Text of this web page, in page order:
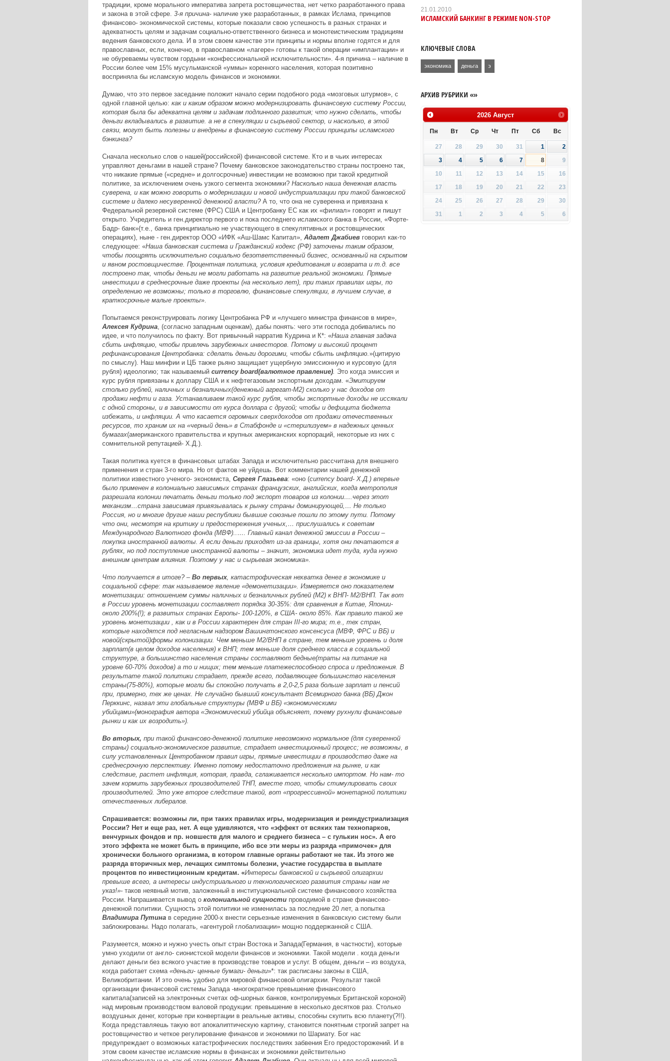
традиции, кроме морального императива запрета ростовщичества, нет четко разработанного права
и закона в этой сфере. 3-я причина- наличие уже разработанных, в рамках Ислама, принципов
финансово- экономической системы, которые показали свою успешность в разных странах и
адекватность целям и задачам социально-ответственного бизнеса и монотеистическим традициям
ведения банковского дела. И в этом своем качестве эти принципы и нормы вполне годятся и для
православных, если, конечно, в православном «лагере» готовы к такой операции «имплантации» и
не обуреваемы чувством гордыни «конфессиональной исключительности». 4-я причина – наличие в
России более чем 15% мусульманской «уммы» коренного населения, которая позитивно
восприняла бы исламскую модель финансов и экономики.
Думаю, что это первое заседание положит начало серии подобного рода «мозговых штурмов», с
одной главной целью: как и каким образом можно модернизировать финансовую систему России,
которая была бы адекватна целям и задачам подлинного развития; что нужно сделать, чтобы
деньги вкладывались в развитие. а не в спекуляции и сырьевой сектор, и насколько, в этой
связи, могут быть полезны и внедрены в финансовую систему России принципы исламского
бэнкинга?
Сначала несколько слов о нашей(российской) финансовой системе. Кто и в чьих интересах
управляют деньгами в нашей стране? Почему банковское законодательство страны построено так,
что никакие прямые («средне» и долгосрочные) инвестиции не возможно при такой кредитной
политике, за исключением очень узкого сегмента экономики?Насколько наша денежная власть
суверена, и как можно говорить о модернизации и новой индустриализации при такой банковской
системе и далеко несуверенной денежной власти?А то, что она не суверенна и привязана к
Федеральной резервной системе (ФРС) США и Центробанку ЕС как их «филиал» говорят и пишут
открыто. Учредитель и ген.директор первого и пока последнего исламского банка в России, «Форте-
Бадр- банк»(т.е., банка принципиально не участвующего в спекулятивных и ростовщических
операциях), ныне - ген.директор ООО «ИФК «Аш-Шамс Капитал», Адалет Джабиевговорил как-то
следующее: «Наша банковская система и Гражданский кодекс (РФ) заточены таким образом,
чтобы поощрять исключительно социально безответственный бизнес, основанный на скрытом
и явном ростовщичестве. Процентная политика, условия кредитования и возврата и т.д. все
построено так, чтобы деньги не могли работать на развитие реальной экономики. Прямые
инвестиции в среднесрочные даже проекты (на несколько лет), при таких правилах игры, по
определению не возможны; только в торговлю, финансовые спекуляции, в лучшем случае, в
краткосрочные малые проекты».
Попытаемся реконструировать логику Центробанка РФ и «лучшего министра финансов в мире»,
Алексея Кудрина, (согласно западным оценкам), дабы понять: чего эти господа добивались по
идее, и что получилось по факту. Вот привычный нарратив Кудрина и К*: «Наша главная задача
сбить инфляцию, чтобы привлечь зарубежных инвесторов. Потому и высокий процент
рефинансирования Центробанка: сделать деньги дорогими, чтобы сбыть инфляцию.»(цитирую
по смыслу). Наш минфии и ЦБ также рьяно защищает ущербную эмиссионную и курсовую (для
рубля) идеологию; так называемый currency board(валютное правление). Это когда эмиссия и
курс рубля привязаны к доллару США и к нефтегазовым экспортным доходам. «Эмитируем
столько рублей, наличных и безналичных(денежный агрегат-М2) сколько у нас доходов от
продажи нефти и газа. Устанавливаем такой курс рубля, чтобы экспортные доходы не иссякали
с одной стороны, и в зависимости от курса доллара с другой; чтобы и дефицита бюджета
избежать, и инфляции. А что касается огромных сверхдоходов от продажи отечественных
ресурсов, то храним их на «черный день» в Стабфонде и «стерилизуем» в надежных ценных
бумагах(американского правительства и крупных американских корпораций, некоторые из них с
сомнительной репутацией- Х.Д.).
Такая политика куется в финансовых штабах Запада и исключительно рассчитана для внешнего
применения и стран 3-го мира. Но от фактов не уйдешь. Вот комментарии нашей денежной
политики известного ученого- экономиста, Сергея Глазьева: «оно (currency board- Х.Д.) впервые
было применен в колониально зависимых странах французских, английских, когда метрополия
разрешала колонии печатать деньги только под экспорт товаров из колонии….через этот
механизм…страна зависимая привязывалась к рынку страны доминирующей,… Не только
Россия, но и многие другие наши республики бывшие союзные пошли по этому пути. Потому
что они, несмотря на критику и предостережения ученых,… прислушались к советам
Международного Валютного фонда (МВФ)..…. Главный канал денежной эмиссии в России –
покупка иностранной валюты. А если деньги приходят из-за границы, хотя они печатаются в
рублях, но под поступление иностранной валюты – значит, экономика идет туда, куда нужно
внешним центрам влияния. Поэтому у нас и сырьевая экономика».
Что получается в итоге? – Во первых, катастрофическая нехватка денег в экономике и
социальной сфере: так называемое явление «демонетизации». Измеряется оно показателем
монетизации: отношением суммы наличных и безналичных рублей (М2) к ВНП- М2/ВНП. Так вот
в России уровень монетизации составляет порядка 30-35%: для сравнения в Китае, Японии-
около 200%(!); в развитых странах Европы- 100-120%, в США- около 85%. Как правило такой же
уровень монетизации , как и в России характерен для стран III-го мира; т.е., тех стран,
которые находятся под негласным надзором Вашингтонского консенсуса (МВФ, ФРС и ВБ) и
новой(скрытой)формы колонизации. Чем меньше М2/ВНП в стране, тем меньше уровень и доля
зарплат(в целом доходов населения) к ВНП; тем меньше доля среднего класса в социальной
структуре, а большинство населения страны составляют бедные(траты на питание на
уровне 60-70% доходов) а то и нищих; тем меньше платежеспособного спроса и предложения. В
результате такой политики страдает, прежде всего, подавляющее большинство населения
страны(75-80%), которые могли бы спокойно получать в 2,0-2,5 раза больше зарплат и пенсий
при, примерно, тех же ценах. Не случайно бывший консультант Всемирного банка (ВБ) Джон
Перккинс, назвал эти глобальные структуры (МВФ и ВБ) «экономическими
убийцами»(монография автора «Экономический убийца объясняет, почему рухнули финансовые
рынки и как их возродить»).
Во вторых, при такой финансово-денежной политике невозможно нормальное (для суверенной
страны) социально-экономическое развитие, страдает инвестиционный процесс; не возможны, в
силу установленных Центробанком правил игры, прямые инвестиции в производство даже на
среднесрочную перспективу. Именно потому недостаточно предложения на рынке, и как
следствие, растет инфляция, которая, правда, сглаживается несколько импортом. Но нам- то
зачем кормить зарубежных производителей ТНП, вместе того, чтобы стимулировать своих
производителей. Это уже второе следствие такой, вот «прогрессивной» монетарной политики
отечественных либералов.
Спрашивается: возможны ли, при таких правилах игры, модернизация и реиндустриализация
России? Нет и еще раз, нет. А еще удивляются, что «эффект от всяких там технопарков,
венчурных фондов и пр. новшеств для малого и среднего бизнеса – с гулькин нос». А его
этого эффекта не может быть в принципе, ибо все эти меры из разряда «примочек» для
хронически больного организма, в котором главные органы работают не так. Из этого же
разряда вторичных мер, лечащих симптомы болезни, участие государства в выплате
процентов по инвестиционным кредитам. «Интересы банковской и сырьевой олигархии
превыше всего, а интересы индустриального и технологического развития страны нам не
указ!»- таков неявный мотив, заложенный в институциональной системе финансового хозяйства
России. Напрашивается вывод о колониальной сущностипроводимой в стране финансово-
денежной политики. Сущность этой политики не изменилась за последние 20 лет, а попытка
Владимира Путинав середине 2000-х внести серьезные изменения в банковскую систему были
заблокированы. Надо полагать, «агентурой глобализации» мощно поддержанной с США.
Разумеется, можно и нужно учесть опыт стран Востока и Запада(Германия, в частности), которые
умно уходили от англо- сионистской модели финансов и экономики. Такой модели . когда деньги
делают деньги без всякого участие в производстве товаров и услуг. В общем, деньги – из воздуха,
когда работает схема «деньги- ценные бумаги- деньги»*: так расписаны законы в США,
Великобритании. И это очень удобно для мировой финансовой олигархии. Результат такой
организации финансовой системы Запада -многократное превышение финансового
капитала(записей на электронных счетах оф-шорных банков, контролируемых Британской короной)
над мировым производством валовой продукции: превышение в несколько десятков раз. Столько
воздушных денег, которые при конвертации в реальные активы, способны скупить всю планету(?!!).
Когда представляешь такую вот апокалиптическую картину, становится понятным строгий запрет на
ростовщичество и четкое регулирование финансов и экономики по Шариату. Бог нас
предупреждает о возможных катастрофических последствиях забвения Его предосторожений. И в
этом своем качестве исламские нормы в финансах и экономики действительно
21.01.2010
ИСЛАМСКИЙ БАНКИНГ В РЕЖИМЕ NON-STOP
КЛЮЧЕВЫЕ СЛОВА
экономика деньга э
АРХИВ РУБРИКИ «»
2026 Август
Пн Вт Ср Чт Пт Сб Вс
27 28 29 30 31 1
2
3
4 5 6 7 8
9
10
11 12 13 14 15
16
17
18 19 20 21 22
23
24
25 26 27 28 29
30
31
1 2 3 4 5 6